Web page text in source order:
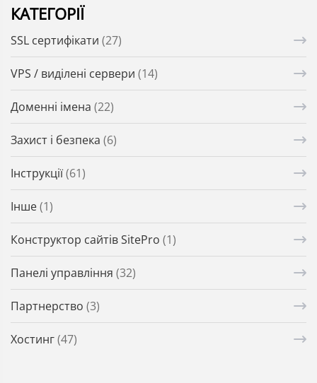
КАТЕГОРІЇ
SSL сертифікати (27)
VPS / виділені сервери (14)
Доменні імена (22)
Захист і безпека (6)
Інструкції(61)
Інше(1)
Конструктор сайтів SitePro (1)
Панелі управління (32)
Партнерство (3)
Хостинг(47)